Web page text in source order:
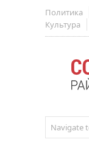
Политика
Культура